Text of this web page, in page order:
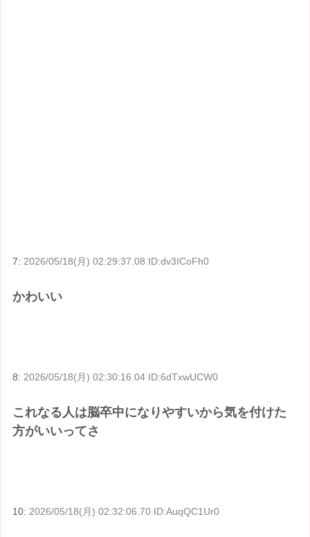
7: 2026/05/18(月) 02:29:37.08 ID:dv3ICoFh0
かわいい
8: 2026/05/18(月) 02:30:16.04 ID:6dTxwUCW0
これなる人は脳卒中になりやすいから気を付けた
方がいいってさ
10:2026/05/18(月) 02:32:06.70 ID:AuqQC1Ur0